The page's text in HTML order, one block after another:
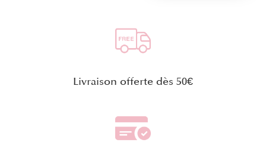
Livraison offerte dès 50€